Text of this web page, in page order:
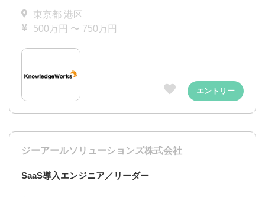
東京都 港区
500万円 〜 750万円
エントリー
ジーアールソリューションズ株式会社
SaaS導入エンジニア／リーダー